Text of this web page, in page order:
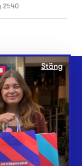
21:40
Stäng